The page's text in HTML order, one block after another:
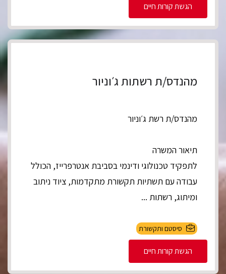
הגשת קורות חיים
מהנדס/ת רשתות ג׳וניור
מהנדס/ת רשת ג׳וניור
תיאור המשרה
לתפקיד טכנולוגי ודינמי בסביבת אנטרפרייז, הכולל
עבודה עם תשתיות תקשורת מתקדמות, ציוד ניתוב
ומיתוג, רשתות ...
סיסטם ותקשורת
הגשת קורות חיים